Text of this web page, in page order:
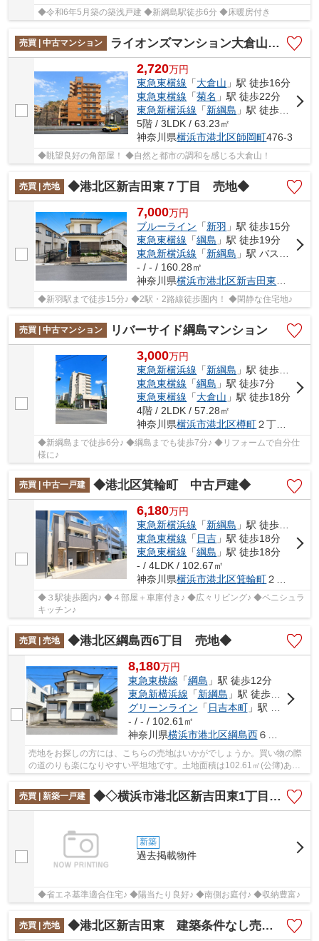
◆令和6年5月築の築浅戸建 ◆新綱島駅徒歩6分 ◆床暖房付き
売買 | 中古マンション ライオンズマンション大倉山第10
2,720万円
東急東横線 「大倉山 」駅 徒歩16分
東急東横線 「菊名 」駅 徒歩22分
東急新横浜線 「新綱島 」駅 徒歩28分
5階 / 3LDK / 63.23㎡
神奈川県横浜市港北区師岡町476-3
◆眺望良好の角部屋！ ◆自然と都市の調和を感じる大倉山！
売買 | 売地 ◆港北区新吉田東７丁目 売地◆
7,000万円
ブルーライン 「新羽 」駅 徒歩15分
東急東横線 「綱島 」駅 徒歩19分
東急新横浜線 「新綱島 」駅 バス12分 「町内会館前〔港北区〕」 停歩2分
- / - / 160.28㎡
神奈川県横浜市港北区新吉田東
◆新羽駅まで徒歩15分♪ ◆2駅・2路線徒歩圏内！ ◆閑静な住宅地♪
売買 | 中古マンション リバーサイド綱島マンション
3,000万円
東急新横浜線 「新綱島 」駅 徒歩6分
東急東横線 「綱島 」駅 徒歩7分
東急東横線 「大倉山 」駅 徒歩18分
4階 / 2LDK / 57.28㎡
神奈川県横浜市港北区樽町２丁目7-21
◆新綱島まで徒歩6分♪ ◆綱島までも徒歩7分♪ ◆リフォームで自分仕
様に♪
売買 | 中古一戸建 ◆港北区箕輪町 中古戸建◆
6,180万円
東急新横浜線 「新綱島 」駅 徒歩15分
東急東横線 「 日吉 」駅 徒歩18分
東急東横線 「綱島 」駅 徒歩18分
- / 4LDK / 102.67㎡
神奈川県横浜市港北区箕輪町２丁目
◆３駅徒歩圏内♪ ◆４部屋＋車庫付き♪ ◆広々リビング♪ ◆ペニシュラ
キッチン♪
売買 | 売地 ◆港北区綱島西6丁目 売地◆
8,180万円
東急東横線 「綱島 」駅 徒歩12分
東急新横浜線 「新綱島 」駅 徒歩11分
グリーンライン 「 日吉本町」駅 徒歩15分
- / - / 102.61㎡
神奈川県横浜市港北区綱島西６丁目
売地をお探しの方には、こちらの売地はいかがでしょうか。買い物の際
の道のりも楽になりやすい平坦地です。土地面積は102.61㎡(公簿)あり
売買 | 新築一戸建
◆◇横浜市港北区新吉田東1丁目 新築戸建て 1号棟◇◆
新築
過去掲載物件
◆省エネ基準適合住宅♪ ◆陽当たり良好♪ ◆南側お庭付♪ ◆収納豊富♪
売買 | 売地 ◆港北区新吉田東 建築条件なし売地◆